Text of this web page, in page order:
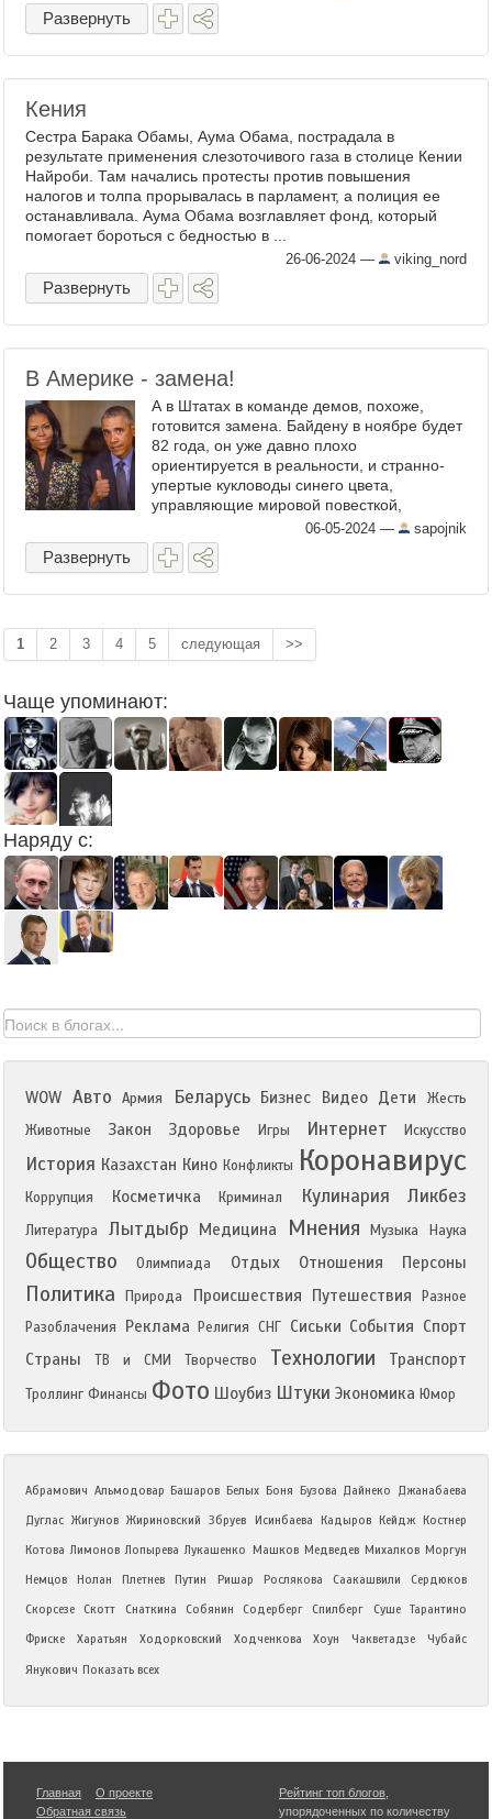
Развернуть
Кения
Сестра Барака Обамы, Аума Обама, пострадала в
результате применения слезоточивого газа в столице Кении
Найроби. Там начались протесты против повышения
налогов и толпа прорывалась в парламент, а полиция ее
останавливала. Аума Обама возглавляет фонд, который
помогает бороться с бедностью в ...
26-06-2024 — viking_nord
Развернуть
В Америке - замена!
А в Штатах в команде демов, похоже,
готовится замена. Байдену в ноябре будет
82 года, он уже давно плохо
ориентируется в реальности, и странно-
упертые кукловоды синего цвета,
управляющие мировой повесткой,
возможно, все-таки прогнутся под
изменчивый мир: вместо Байдена
выдвинут Мишель ...
06-05-2024 — sapojnik
Развернуть
1 2 3 4 5 следующая >>
Чаще упоминают:
Наряду с:
WOW Авто Армия Беларусь Бизнес Видео Дети
Жесть
Животные
Закон Здоровье Игры Интернет Искусство
История Казахстан Кино Конфликты Коронавирус
Коррупция Косметичка Криминал Кулинария Ликбез
Литература Лытдыбр Медицина Мнения Музыка Наука
Общество Олимпиада Отдых Отношения Персоны
Политика Природа Происшествия Путешествия
Разное
Разоблачения
Реклама Религия СНГ Сиськи События Спорт
Страны
ТВ и СМИ Творчество Технологии Транспорт
Троллинг Финансы Фото Шоубиз Штуки Экономика Юмор
Абрамович Альмодовар Башаров Белых Боня Бузова Дайнеко Джанабаева
Дуглас Жигунов Жириновский Збруев Исинбаева Кадыров Кейдж Костнер
Котова Лимонов Лопырева Лукашенко Машков Медведев Михалков Моргун
Немцов
Нолан Плетнев Путин Ришар Рослякова Саакашвили
Сердюков
Скорсезе
Скотт Снаткина Собянин Содерберг Спилберг Суше Тарантино
Фриске
Харатьян Ходорковский Ходченкова Хоун Чакветадзе
Чубайс
Янукович Показать всех
Главная
О проекте
Обратная связь
Рейтинг топ блогов
упорядоченных по количеству